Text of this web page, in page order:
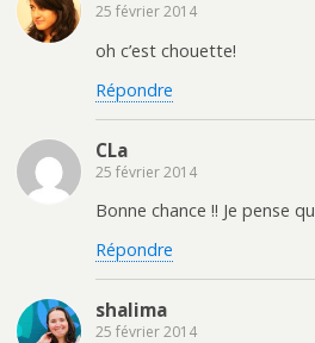
25 février 2014
oh c’est chouette!
Répondre
CLa
25 février 2014
Bonne chance !! Je pense
Répondre
shalima
25 février 2014